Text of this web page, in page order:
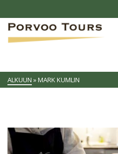
ALKUUN »MARK KUMLIN